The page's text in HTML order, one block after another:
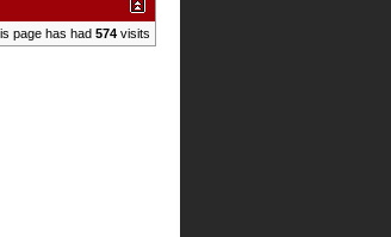
page has had 574 visits